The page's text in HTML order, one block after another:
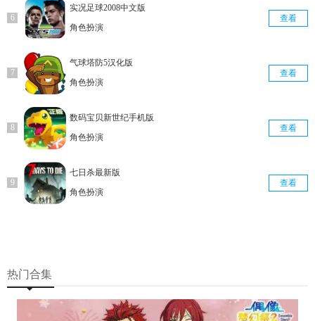
实况足球2008中文版
角色扮演
查看
气球塔防5汉化版
角色扮演
查看
数码宝贝新世纪手机版
角色扮演
查看
七日杀最新版
角色扮演
查看
热门合集